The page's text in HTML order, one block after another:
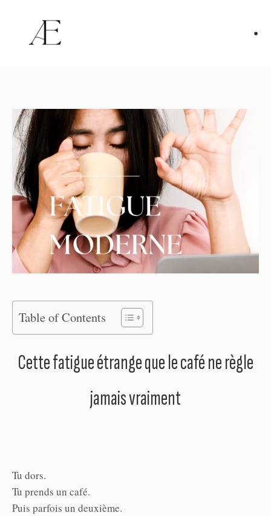
Table of Contents
Cette fatigue étrange que le café ne règle
jamais vraiment
Tu dors.
Tu prends un café.
Puis parfois un deuxième.